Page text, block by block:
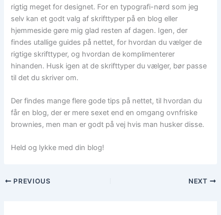
rigtig meget for designet. For en typografi-nørd som jeg
selv kan et godt valg af skrifttyper på en blog eller
hjemmeside gøre mig glad resten af dagen. Igen, der
findes utallige guides på nettet, for hvordan du vælger de
rigtige skrifttyper, og hvordan de komplimenterer
hinanden. Husk igen at de skrifttyper du vælger, bør passe
til det du skriver om.
Der findes mange flere gode tips på nettet, til hvordan du
får en blog, der er mere sexet end en omgang ovnfriske
brownies, men man er godt på vej hvis man husker disse.
Held og lykke med din blog!
PREVIOUS NEXT